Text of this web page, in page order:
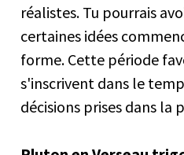
réalistes. Tu pourrais
certaines idées
forme. Cette période
s'inscrivent dans le
décisions prises dans la